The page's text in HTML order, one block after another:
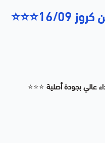
09⭐⭐⭐
عالي بجودة أصلية ⭐⭐⭐